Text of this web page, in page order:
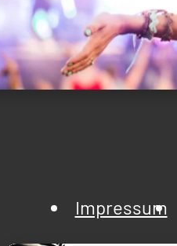
Impressum